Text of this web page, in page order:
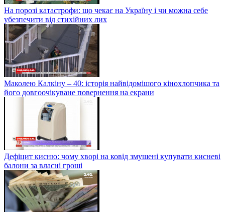
На порозі катастрофи: що чекає на Україну і чи можна себе
убезпечити від стихійних лих
Маколею Калкіну – 40: історія найвідомішого кінохлопчика та
його довгоочікуване повернення на екрани
Дефіцит кисню: чому хворі на ковід змушені купувати кисневі
балони за власні гроші